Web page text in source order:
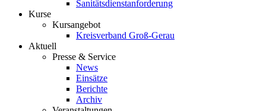
Sanitätsdienstanforderung
Kurse
Kursangebot
Kreisverband Groß-Gerau
Aktuell
Presse & Service
News
Einsätze
Berichte
Archiv